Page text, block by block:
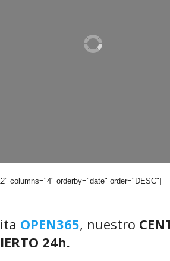
columns="4" orderby="date" order="DESC"]
OPEN365, nuestro
24h.